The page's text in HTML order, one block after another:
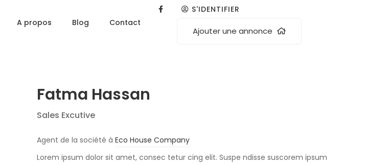
A propos Blog Contact
S'IDENTIFIER
Ajouter une annonce
Fatma Hassan
Sales Excutive
Agent de la société à Eco House Company
Lorem ipsum dolor sit amet, consec tetur cing elit. Suspe ndisse suscorem ipsum